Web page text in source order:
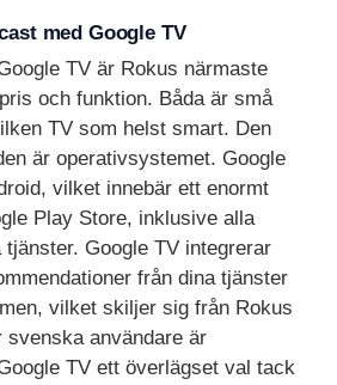
med Google TV
TV är Rokus närmaste
och funktion. Båda är små
TV som helst smart. Den
är operativsystemet. Google
vilket innebär ett enormt
Play Store, inklusive alla
Google TV integrerar
från dina tjänster
vilket skiljer sig från Rokus
svenska användare är
TV ett överlägset val tack